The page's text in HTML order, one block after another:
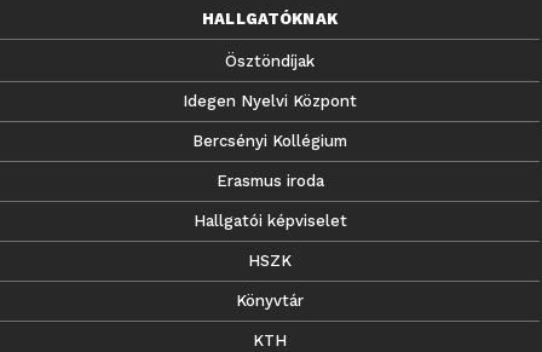
HALLGATÓKNAK
Ösztöndíjak
Idegen Nyelvi Központ
Bercsényi Kollégium
Erasmus iroda
Hallgatói képviselet
HSZK
Könyvtár
KTH